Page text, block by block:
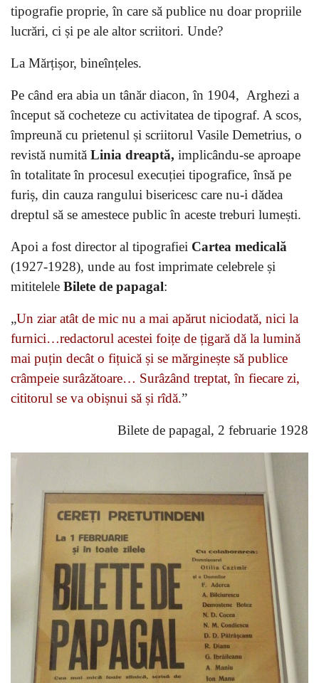
tipografie proprie, în care să publice nu doar propriile
lucrări, ci și pe ale altor scriitori. Unde?
La Mărțișor, bineînțeles.
Pe când era abia un tânăr diacon, în 1904, Arghezi a
început să cocheteze cu activitatea de tipograf. A scos,
împreună cu prietenul și scriitorul Vasile Demetrius, o
revistă numită Linia dreaptă, implicându-se aproape
în totalitate în procesul execuției tipografice, însă pe
furiș, din cauza rangului bisericesc care nu-i dădea
dreptul să se amestece public în aceste treburi lumești.
Apoi a fost director al tipografiei Cartea medicală
(1927-1928), unde au fost imprimate celebrele și
mititelele Bilete de papagal:
„Un ziar atât de mic nu a mai apărut niciodată, nici la
furnici…redactorul acestei foițe de țigară dă la lumină
mai puțin decât o fițuică și se mărginește să publice
crâmpeie surâzătoare… Surâzând treptat, în fiecare zi,
cititorul se va obișnui să și rîdă.”
Bilete de papagal, 2 februarie 1928